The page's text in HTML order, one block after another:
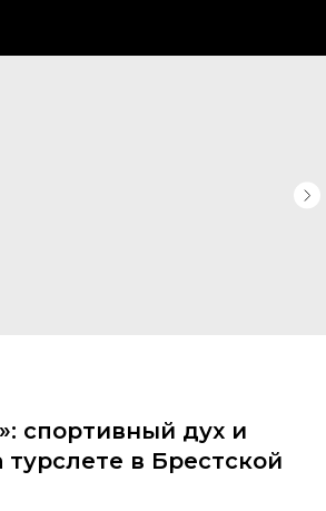
спортивный дух и
турслете в Брестской